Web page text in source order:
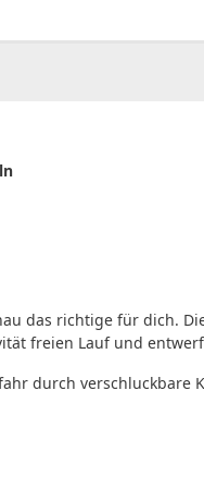
das richtige für dich.
freien Lauf und
durch verschluckbare